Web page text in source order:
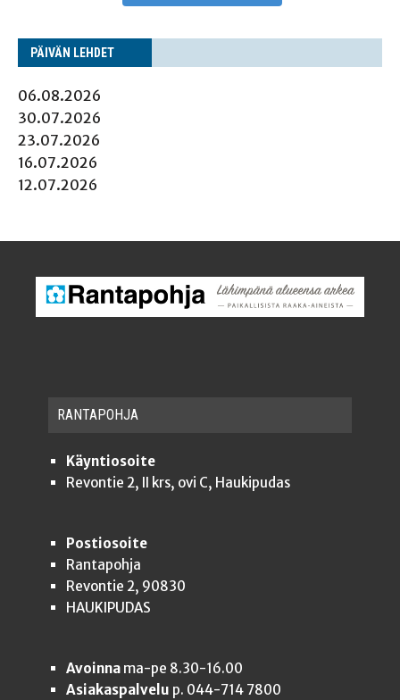
PÄI­VÄN LEHDET
06.08.2026
30.07.2026
23.07.2026
16.07.2026
12.07.2026
RAN­TA­POH­JA
Käyntiosoite
Revontie 2, II krs, ovi C, Haukipudas
Postiosoite
Rantapohja
Revontie 2, 90830
HAUKIPUDAS
Avoinnama-pe 8.30-16.00
Asiakaspalvelu p. 044-714 7800